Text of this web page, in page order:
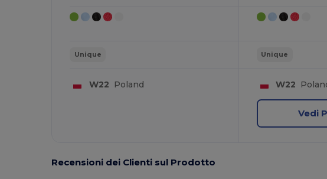
Unique
W22 Poland
Unique
W22
Vedi
Recensioni dei Clienti sul Prodotto